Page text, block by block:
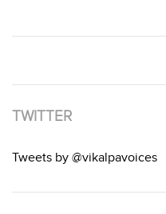
TWITTER
Tweets by @vikalpavoices